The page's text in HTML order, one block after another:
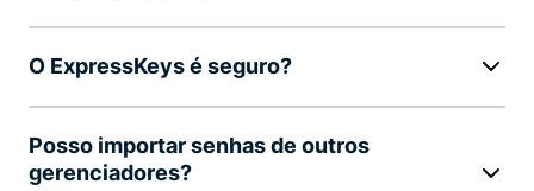
O ExpressKeys é seguro?
Posso importar senhas de outros
gerenciadores?